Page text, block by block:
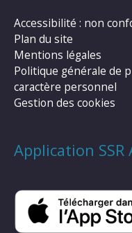
Accessibilité : non
Plan du site
Mentions légales
Politique générale de
caractère personnel
Gestion des cookies
Application SSR